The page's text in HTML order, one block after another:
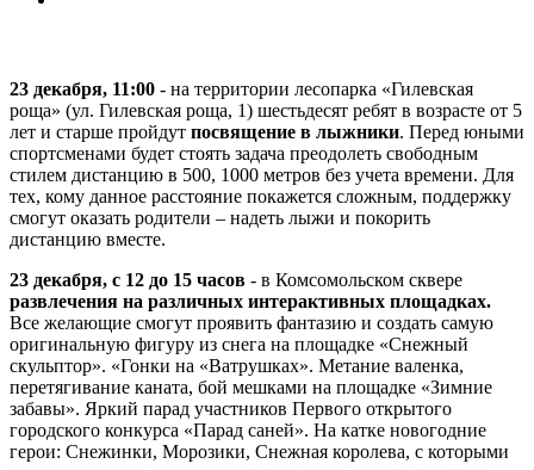
23 декабря, 11:00 - на территории лесопарка «Гилевская
роща» (ул. Гилевская роща, 1) шестьдесят ребят в возрасте от 5
лет и старше пройдут посвящение в лыжники. Перед юными
спортсменами будет стоять задача преодолеть свободным
стилем дистанцию в 500, 1000 метров без учета времени. Для
тех, кому данное расстояние покажется сложным, поддержку
смогут оказать родители – надеть лыжи и покорить
дистанцию вместе.
23 декабря, с 12 до 15 часов - в Комсомольском сквере
развлечения на различных интерактивных площадках.
Все желающие смогут проявить фантазию и создать самую
оригинальную фигуру из снега на площадке «Снежный
скульптор». «Гонки на «Ватрушках». Метание валенка,
перетягивание каната, бой мешками на площадке «Зимние
забавы». Яркий парад участников Первого открытого
городского конкурса «Парад саней». На катке новогодние
герои: Снежинки, Морозики, Снежная королева, с которыми